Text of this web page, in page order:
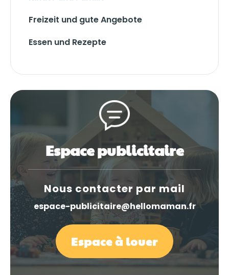
Freizeit und gute Angebote
Essen und Rezepte
Espace publicitaire
Nous contacter par mail
espace-publicitaire@hellomaman.fr
Espace à louer